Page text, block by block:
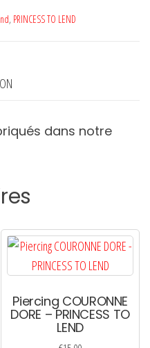
, PRINCESS TO LEND
dans notre
Piercing COURONNE
DORE – PRINCESS TO
LEND